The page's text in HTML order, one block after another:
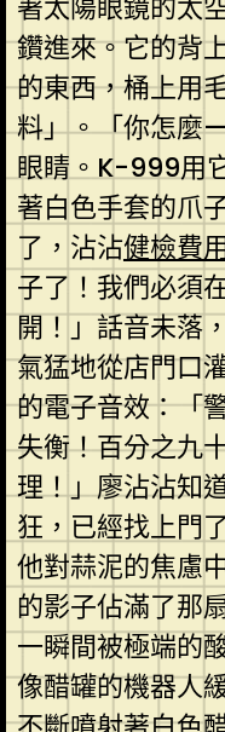
著太陽眼鏡的太
鑽進來。它的背
的東西，桶上用
料」。「你怎麼
眼睛。K-999用
著白色手套的爪
了，沾沾健檢費
子了！我們必須
開！」話音未落
氣猛地從店門口
的電子音效：「
失衡！百分之九
理！」廖沾沾知
狂，已經找上門
他對蒜泥的焦慮
的影子佔滿了那
一瞬間被極端的
像醋罐的機器人